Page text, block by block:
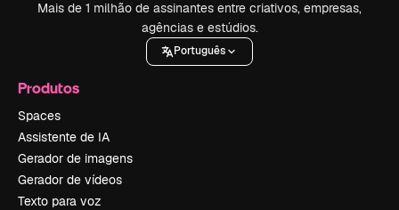
Mais de 1 milhão de assinantes entre criativos, empresas,
agências e estúdios.
Português
Produtos
Spaces
Assistente de IA
Gerador de imagens
Gerador de vídeos
Texto para voz